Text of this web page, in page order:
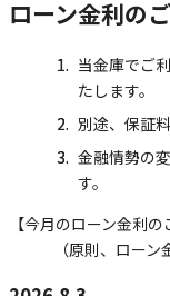
ローン金利の
当金庫でご
たします。
別途、保証
金融情勢の
す。
【今月のローン金利の
（原則、ロー